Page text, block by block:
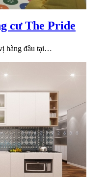
cư The Pride
hàng đầu tại…